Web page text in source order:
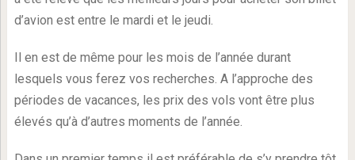
d’avion est entre le mardi et le jeudi.
Il en est de même pour les mois de l’année durant
lesquels vous ferez vos recherches. A l’approche des
périodes de vacances, les prix des vols vont être plus
élevés qu’à d’autres moments de l’année.